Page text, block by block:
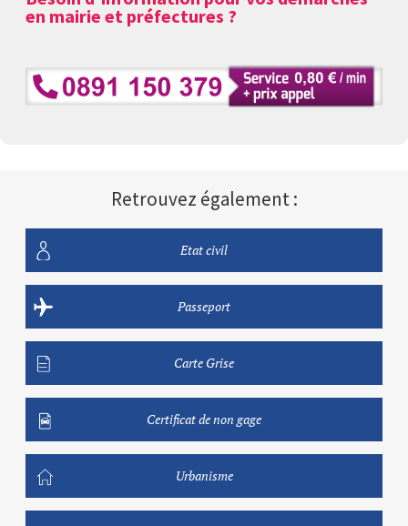
en mairie et préfectures ?
Retrouvez également :
Etat civil
Passeport
Carte Grise
Certificat de non gage
Urbanisme